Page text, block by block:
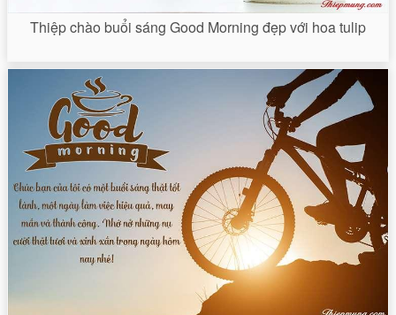
Thiệp chào buổi sáng Good Morning đẹp với hoa tulip